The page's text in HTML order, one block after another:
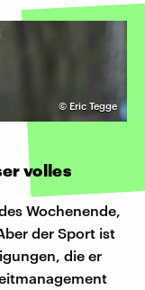
© Eric Tegge
volles
Wochenende,
der Sport ist
die er